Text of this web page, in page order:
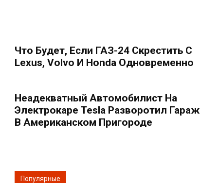
Что Будет, Если ГАЗ-24 Скрестить С
Lexus, Volvo И Honda Одновременно
Неадекватный Автомобилист На
Электрокаре Tesla Разворотил Гараж
В Американском Пригороде
Популярные